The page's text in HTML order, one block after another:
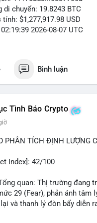
di chuyển: 19.8243 BTC
$1,277,917.98 USD
2026-08-07 UTC
20 BTC trị giá hơn 1.27
về chuyển ví lạnh để
quá lớn để gây sốc thanh
lẻ nên theo dõi xác
24 giờ tới. Nếu xu hướng
phù hợp với chiến lược
Bình luận
Tình Báo Crypto
PHÂN TÍCH ĐỊNH LƯỢNG
Index]: 42/100
quan: Thị trường đang
29 (Fear), phản ánh
và thanh lý đòn bẩy diễn